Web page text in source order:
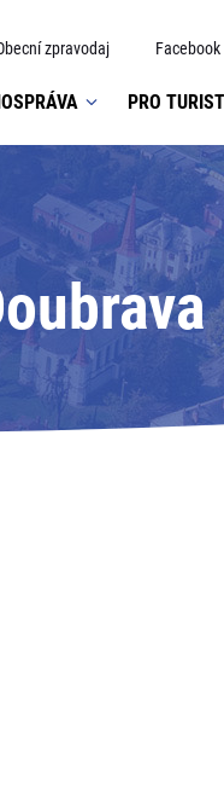
zpravodaj Facebook
PRO